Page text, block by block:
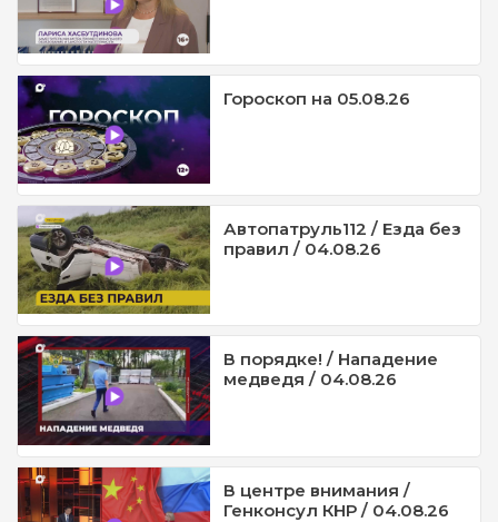
Гороскоп на 05.08.26
Автопатруль112 / Езда без
правил / 04.08.26
В порядке! / Нападение
медведя / 04.08.26
В центре внимания /
Генконсул КНР / 04.08.26